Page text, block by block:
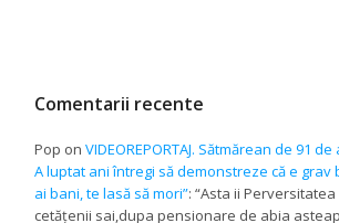
Comentarii recente
Pop onVIDEOREPORTAJ. Sătmărean de 91
A luptat ani întregi să demonstreze că e grav
ai bani, te lasă să mori”: “Asta ii
cetățenii sai,dupa pensionare de abia